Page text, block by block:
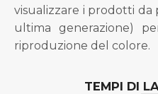
visualizzare i prodotti da
ultima generazione)
riproduzione del colore.
TEMPI DI